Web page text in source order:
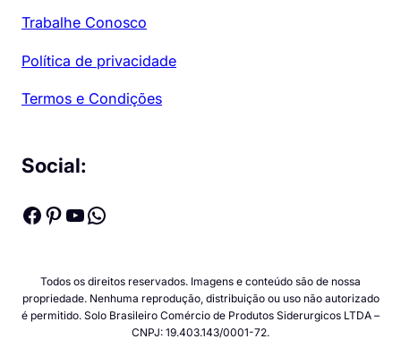
Trabalhe Conosco
Política de privacidade
Termos e Condições
Social:
Facebook Pinterest Youtube WhatsApp
Todos os direitos reservados. Imagens e conteúdo são de nossa
propriedade. Nenhuma reprodução, distribuição ou uso não autorizado
é permitido. Solo Brasileiro Comércio de Produtos Siderurgicos LTDA –
CNPJ: 19.403.143/0001-72.